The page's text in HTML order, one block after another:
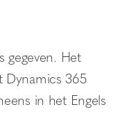
gegeven. Het
Dynamics 365
in het Engels